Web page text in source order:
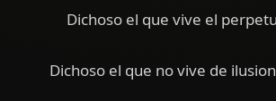
Dichoso el que vive el
Dichoso el que no vive de